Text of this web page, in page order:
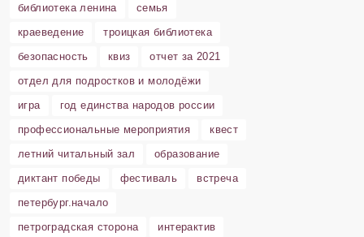
библиотека ленина
семья
краеведение
троицкая библиотека
безопасность
квиз
отчет за 2021
отдел для подростков и молодёжи
игра
год единства народов россии
профессиональные мероприятия
квест
летний читальный зал
образование
диктант победы
фестиваль
встреча
петербург.начало
петроградская сторона
интерактив